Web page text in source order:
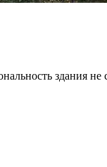
здания не